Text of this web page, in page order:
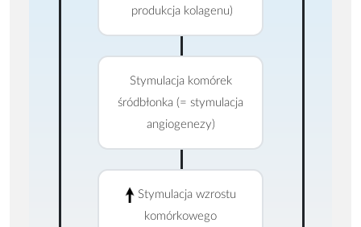
produkcja kolagenu)
Stymulacja komórek
śródbłonka (= stymulacja
angiogenezy)
Stymulacja wzrostu
komórkowego